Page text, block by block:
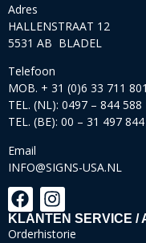
Adres
HALLENSTRAAT 12
5531 AB BLADEL
Telefoon
MOB. + 31 (0)6 33 711 801
TEL. (NL): 0497 – 844 588
TEL. (BE): 00 – 31 497
Email
INFO@SIGNS-USA.NL
KLANTEN SERVICE /
Orderhistorie